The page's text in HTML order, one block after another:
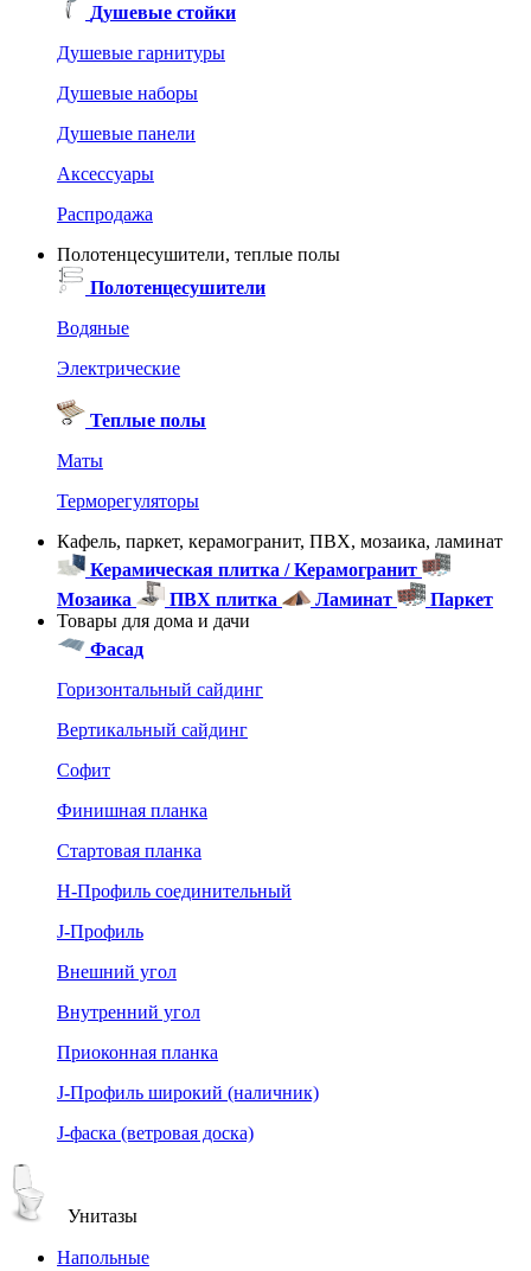
Душевые стойки
Душевые гарнитуры
Душевые наборы
Душевые панели
Аксессуары
Распродажа
Полотенцесушители, теплые полы
Полотенцесушители
Водяные
Электрические
Теплые полы
Маты
Терморегуляторы
Кафель, паркет, керамогранит, ПВХ, мозаика, ламинат
Керамическая плитка / Керамогранит
Мозаика
ПВХ плитка Ламинат
Паркет
Товары для дома и дачи
Фасад
Горизонтальный сайдинг
Вертикальный сайдинг
Софит
Финишная планка
Стартовая планка
Н-Профиль соединительный
J-Профиль
Внешний угол
Внутренний угол
Приоконная планка
J-Профиль широкий (наличник)
J-фаска (ветровая доска)
Унитазы
Напольные